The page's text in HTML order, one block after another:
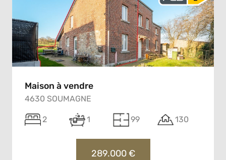
Maison à vendre
4630 SOUMAGNE
2 1 99 130
289.000 €